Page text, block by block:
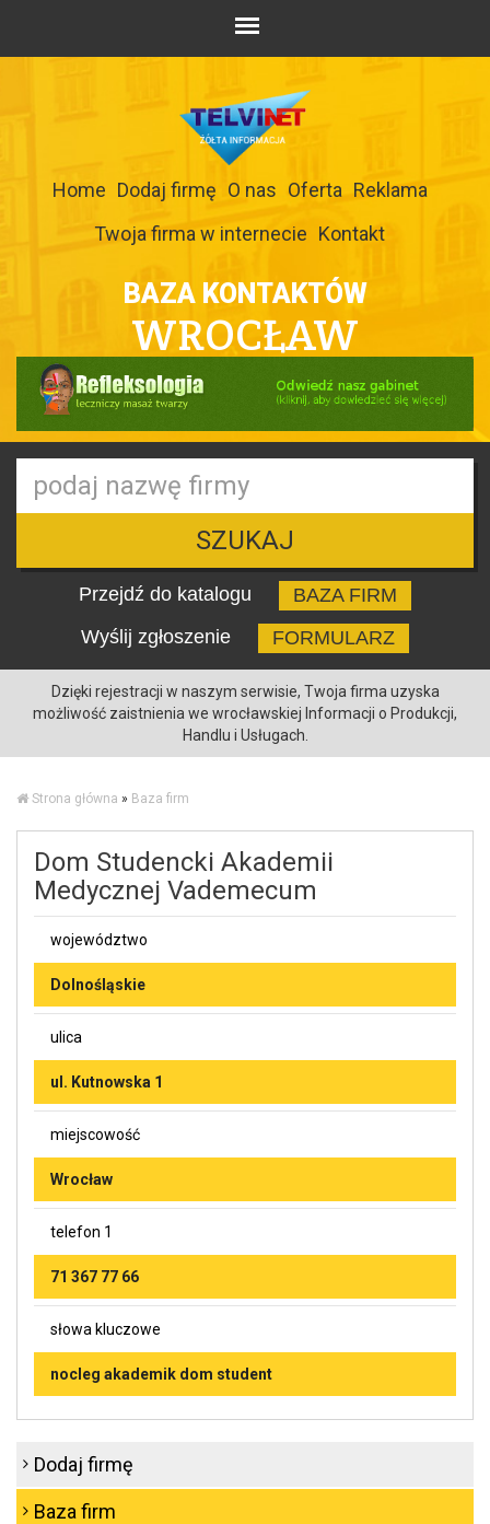
Home Dodaj firmę O nas Oferta Reklama
Twoja firma w internecie Kontakt
BAZA KONTAKTÓW
WROCŁAW
SZUKAJ
Przejdź do katalogu
BAZA FIRM
Wyślij zgłoszenie
FORMULARZ
Dzięki rejestracji w naszym serwisie, Twoja firma uzyska
możliwość zaistnienia we wrocławskiej Informacji o Produkcji,
Handlu i Usługach.
Strona główna » Baza firm
Dom Studencki Akademii
Medycznej Vademecum
województwo
Dolnośląskie
ulica
ul. Kutnowska 1
miejscowość
Wrocław
telefon 1
71 367 77 66
słowa kluczowe
nocleg akademik dom student
Dodaj firmę
Baza firm